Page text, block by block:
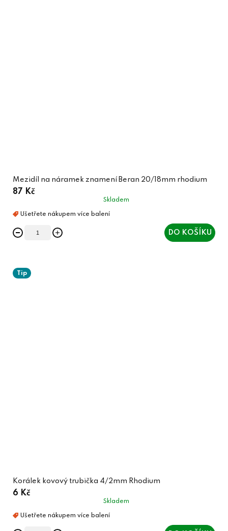
Mezidíl na náramek znamení Beran 20/18mm rhodium
87 Kč
Skladem
DO KOŠÍKU
Tip
Korálek kovový trubička 4/2mm Rhodium
6 Kč
Skladem